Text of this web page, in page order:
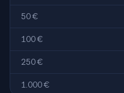
50 €
100 €
250 €
1.000 €